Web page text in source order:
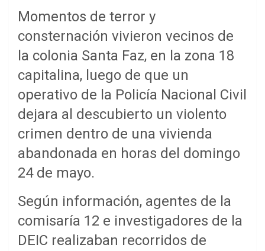
Momentos de terror y
consternación vivieron vecinos de
la colonia Santa Faz, en la zona 18
capitalina, luego de que un
operativo de la Policía Nacional Civil
dejara al descubierto un violento
crimen dentro de una vivienda
abandonada en horas del domingo
24 de mayo.
Según información, agentes de la
comisaría 12 e investigadores de la
DEIC realizaban recorridos de